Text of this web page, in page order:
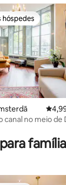
5, 230 avaliações
preferidos dos
hóspedes
4,99
canal no meio de